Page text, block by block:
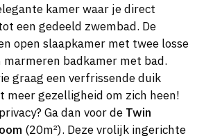
kamer waar je direct
een gedeeld zwembad. De
open slaapkamer met twee losse
marmeren badkamer met bad.
graag een verfrissende duik
meer gezelligheid om zich heen!
Ga dan voor de Twin
(20m²). Deze vrolijk ingerichte